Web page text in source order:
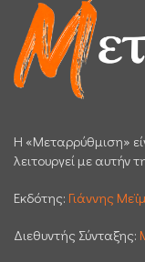
H «Μεταρρύθμιση»
λειτουργεί με αυτήν
Εκδότης: Γιάννης
Διεθυντής Σύνταξης: